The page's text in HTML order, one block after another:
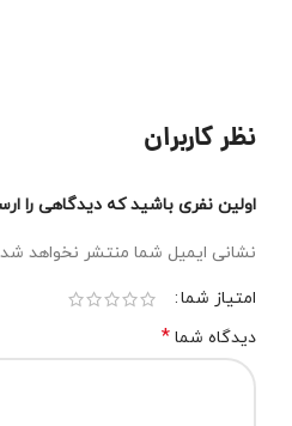
نظر کاربران
اولین نفری باشید که دیدگاهی را
نشانی ایمیل شما منتشر نخواهد
امتیاز شما
دیدگاه شما *